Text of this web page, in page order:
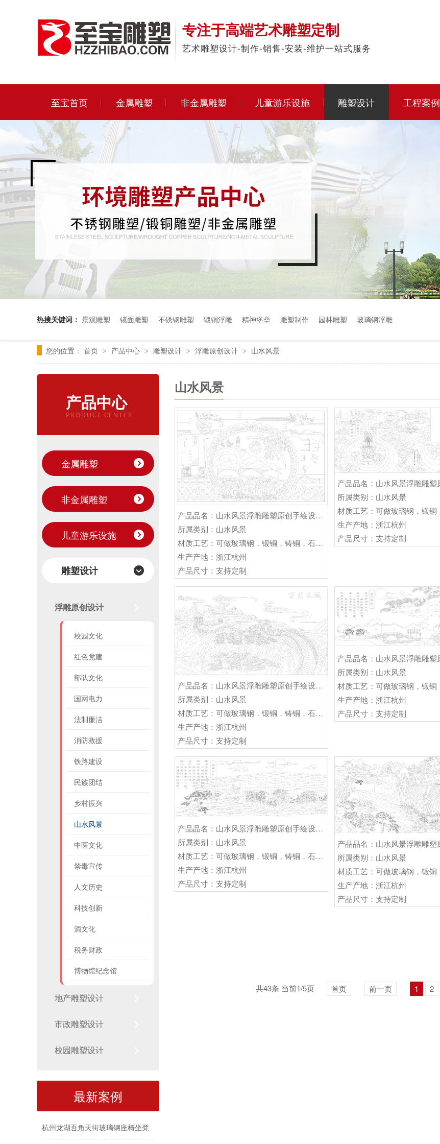
专注于高端艺术雕塑定制
艺术雕塑设计-制作-销售-安装-维护一站式服务
至宝首页 金属雕塑 非金属雕塑 儿童游乐设施 雕塑设计 工程案例
热搜关键词： 景观雕塑 镜面雕塑 不锈钢雕塑 锻铜浮雕 精神堡垒 雕塑制作 园林雕塑 玻璃钢浮雕
您的位置： 首页 > 产品中心 > 雕塑设计 > 浮雕原创设计 > 山水风景
山水风景
产品品名：山水风景浮雕雕塑原创手绘设计稿
所属类别：山水风景
材质工艺：可做玻璃钢，锻铜，铸铜，石材等雕塑
生产产地：浙江杭州
产品尺寸：支持定制
所属类别：山水风景
生产产地：浙江杭州
产品尺寸：支持定制
产品品名：山水风景浮雕雕塑原创手绘设计稿
所属类别：山水风景
材质工艺：可做玻璃钢，锻铜，铸铜，石材等雕塑
生产产地：浙江杭州
产品尺寸：支持定制
所属类别：山水风景
生产产地：浙江杭州
产品尺寸：支持定制
产品品名：山水风景浮雕雕塑原创手绘设计稿
所属类别：山水风景
材质工艺：可做玻璃钢，锻铜，铸铜，石材等
生产产地：浙江杭州
产品尺寸：支持定制
所属类别：山水风景
生产产地：浙江杭州
产品尺寸：支持定制
共43条 当前1/5页 首页 前一页 1 2
产品中心
PRODUCT CENTER
金属雕塑
非金属雕塑
儿童游乐设施
雕塑设计
浮雕原创设计
校园文化
红色党建
部队文化
国网电力
法制廉洁
消防救援
铁路建设
民族团结
乡村振兴
山水风景
中医文化
禁毒宣传
人文历史
科技创新
酒文化
税务财政
博物馆纪念馆
地产雕塑设计
市政雕塑设计
校园雕塑设计
最新案例
烤漆不锈钢雕塑前进街道项目
宁波海曙区万兴路山形不锈钢雕塑